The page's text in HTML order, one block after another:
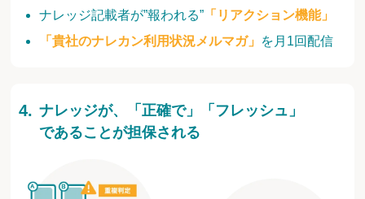
ナレッジ記載者が”報われる” 「リアクション機能」
「貴社のナレカン利用状況メルマガ」 を月1回配信
ナレッジが、「正確で」「フレッシュ」
であることが担保される